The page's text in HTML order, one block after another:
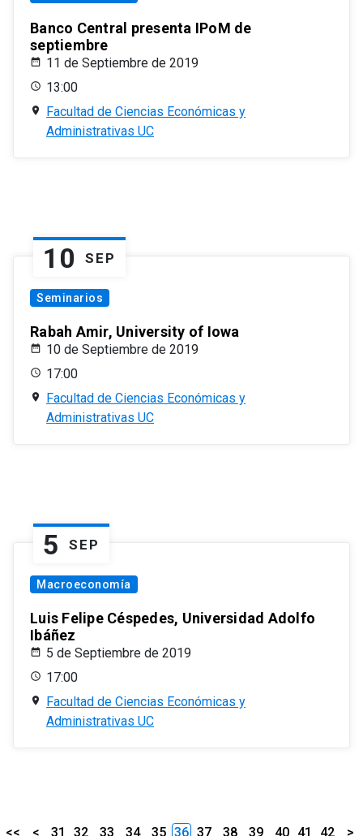
Banco Central presenta IPoM de
septiembre
11 de Septiembre de 2019
13:00
Facultad de Ciencias Económicas y
Administrativas UC
10 SEP
Seminarios
Rabah Amir, University of Iowa
10 de Septiembre de 2019
17:00
Facultad de Ciencias Económicas y
Administrativas UC
5 SEP
Macroeconomía
Luis Felipe Céspedes, Universidad Adolfo
Ibáñez
5 de Septiembre de 2019
17:00
Facultad de Ciencias Económicas y
Administrativas UC
<< < 31 32 33 34 35 36 37 38 39 40 41 42 >